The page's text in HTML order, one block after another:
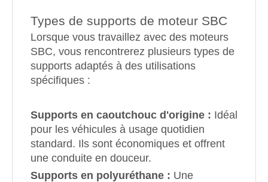
Types de supports de moteur SBC
Lorsque vous travaillez avec des moteurs
SBC, vous rencontrerez plusieurs types de
supports adaptés à des utilisations
spécifiques :
Supports en caoutchouc d'origine : Idéal
pour les véhicules à usage quotidien
standard. Ils sont économiques et offrent
une conduite en douceur.
Supports en polyuréthane : Une